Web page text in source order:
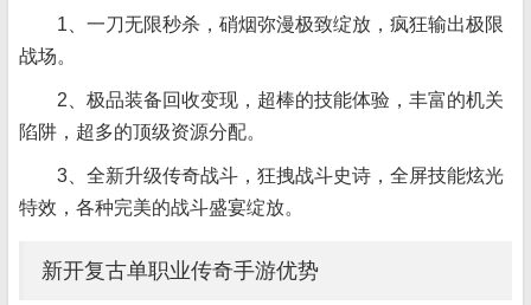
1、一刀无限秒杀，硝烟弥漫极致绽放，疯狂输出极限
战场。
2、极品装备回收变现，超棒的技能体验，丰富的机关
陷阱，超多的顶级资源分配。
3、全新升级传奇战斗，狂拽战斗史诗，全屏技能炫光
特效，各种完美的战斗盛宴绽放。
新开复古单职业传奇手游优势